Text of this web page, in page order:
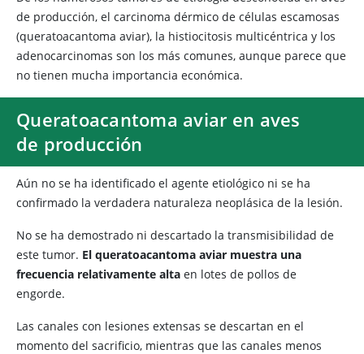
de producción, el carcinoma dérmico de células escamosas
(queratoacantoma aviar), la histiocitosis multicéntrica y los
adenocarcinomas son los más comunes, aunque parece que
no tienen mucha importancia económica.
Queratoacantoma aviar en aves
de producción
Aún no se ha identificado el agente etiológico ni se ha
confirmado la verdadera naturaleza neoplásica de la lesión.
No se ha demostrado ni descartado la transmisibilidad de
este tumor. El queratoacantoma aviar muestra una
frecuencia relativamente alta en lotes de pollos de
engorde.
Las canales con lesiones extensas se descartan en el
momento del sacrificio, mientras que las canales menos